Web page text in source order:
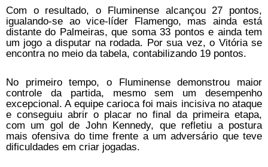
Com o resultado, o Fluminense alcançou 27 pontos,
igualando-se ao vice-líder Flamengo, mas ainda está
distante do Palmeiras, que soma 33 pontos e ainda tem
um jogo a disputar na rodada. Por sua vez, o Vitória se
encontra no meio da tabela, contabilizando 19 pontos.
No primeiro tempo, o Fluminense demonstrou maior
controle da partida, mesmo sem um desempenho
excepcional. A equipe carioca foi mais incisiva no ataque
e conseguiu abrir o placar no final da primeira etapa,
com um gol de John Kennedy, que refletiu a postura
mais ofensiva do time frente a um adversário que teve
dificuldades em criar jogadas.